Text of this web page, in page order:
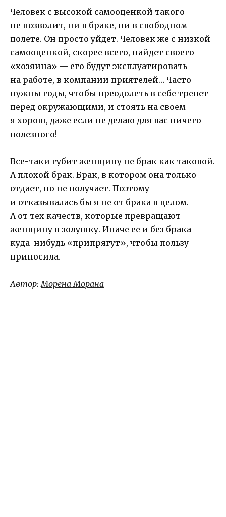
Человек с высокой самооценкой такого
не позволит, ни в браке, ни в свободном
полете. Он просто уйдет. Человек же с низкой
самооценкой, скорее всего, найдет своего
«хозяина» — его будут эксплуатировать
на работе, в компании приятелей… Часто
нужны годы, чтобы преодолеть в себе трепет
перед окружающими, и стоять на своем —
я хорош, даже если не делаю для вас ничего
полезного!
Все-таки губит женщину не брак как таковой.
А плохой брак. Брак, в котором она только
отдает, но не получает. Поэтому
и отказывалась бы я не от брака в целом.
А от тех качеств, которые превращают
женщину в золушку. Иначе ее и без брака
куда-нибудь «припрягут», чтобы пользу
приносила.
Автор: Морена Морана